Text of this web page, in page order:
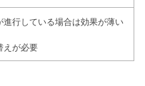
進行している場合は効果が薄い
えが必要